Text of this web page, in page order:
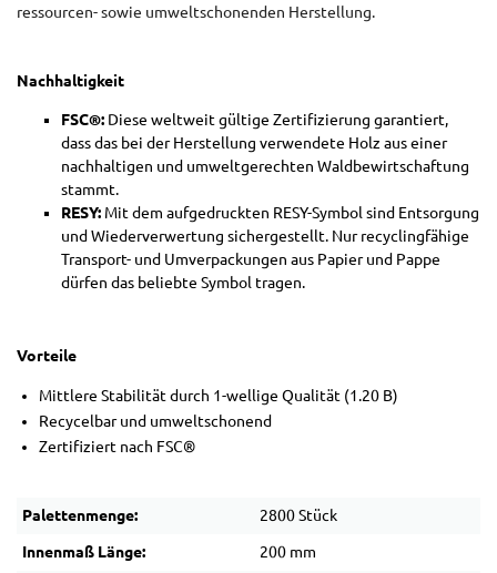
ressourcen- sowie umweltschonenden Herstellung.
Nachhaltigkeit
FSC®: Diese weltweit gültige Zertifizierung garantiert,
dass das bei der Herstellung verwendete Holz aus einer
nachhaltigen und umweltgerechten Waldbewirtschaftung
stammt.
RESY: Mit dem aufgedruckten RESY-Symbol sind Entsorgung
und Wiederverwertung sichergestellt. Nur recyclingfähige
Transport- und Umverpackungen aus Papier und Pappe
dürfen das beliebte Symbol tragen.
Vorteile
Mittlere Stabilität durch 1-wellige Qualität (1.20 B)
Recycelbar und umweltschonend
Zertifiziert nach FSC®
Palettenmenge: 2800 Stück
Innenmaß Länge: 200 mm